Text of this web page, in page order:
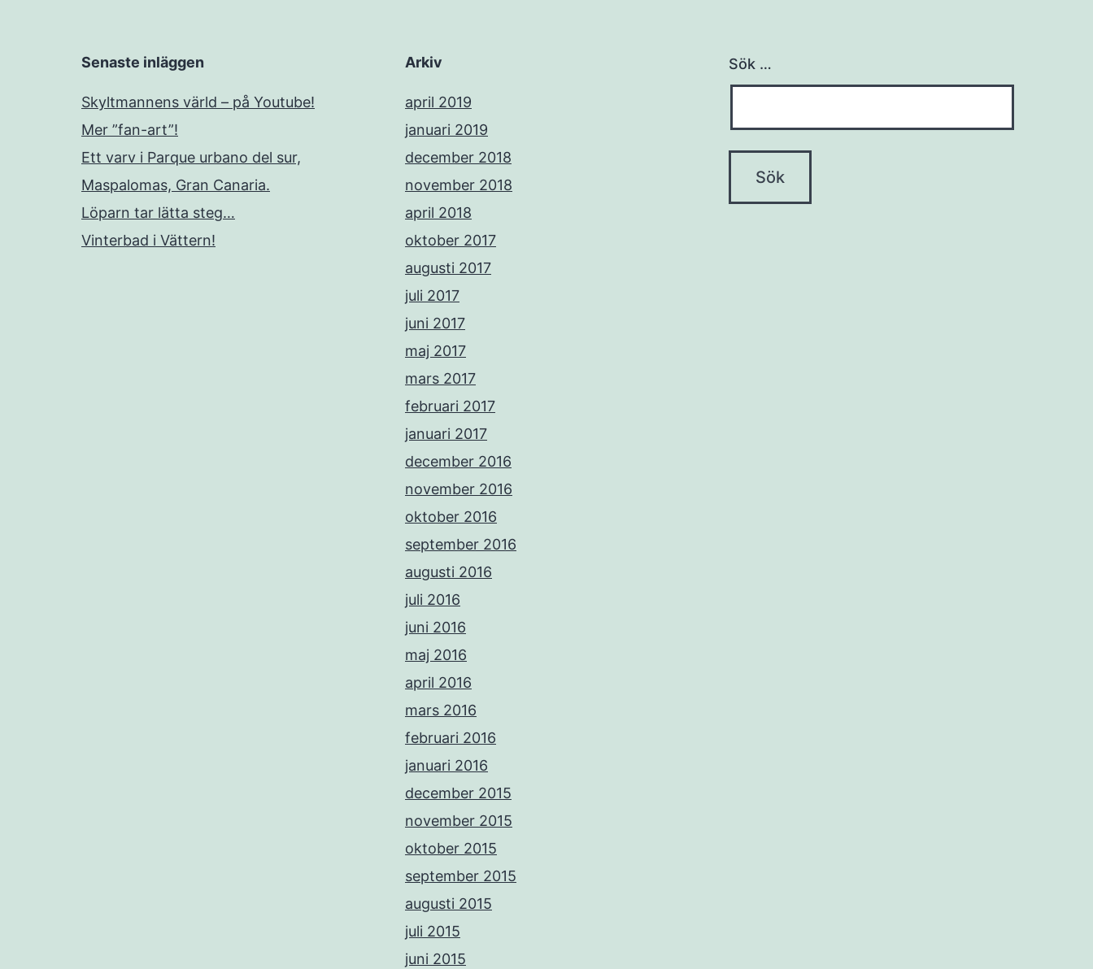
Senaste inläggen
Skyltmannens värld – på Youtube!
Mer ”fan-art”!
Ett varv i Parque urbano del sur,
Maspalomas, Gran Canaria.
Löparn tar lätta steg…
Vinterbad i Vättern!
Arkiv
april 2019
januari 2019
december 2018
november 2018
april 2018
oktober 2017
augusti 2017
juli 2017
juni 2017
maj 2017
mars 2017
februari 2017
januari 2017
december 2016
november 2016
oktober 2016
september 2016
augusti 2016
juli 2016
juni 2016
maj 2016
april 2016
mars 2016
februari 2016
januari 2016
december 2015
november 2015
oktober 2015
september 2015
augusti 2015
juli 2015
juni 2015
Sök …